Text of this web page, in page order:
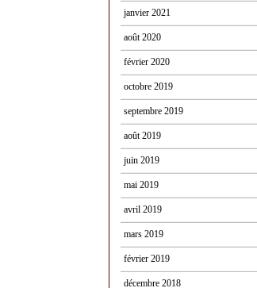
janvier 2021
août 2020
février 2020
octobre 2019
septembre 2019
août 2019
juin 2019
mai 2019
avril 2019
mars 2019
février 2019
décembre 2018